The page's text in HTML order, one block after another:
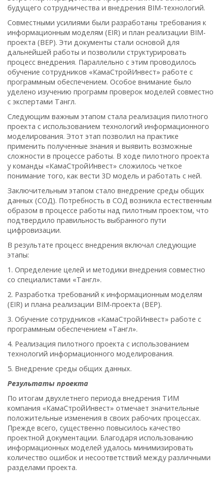
будущего сотрудничества и внедрения BIM-технологий.
Совместными усилиями были разработаны требования к
информационным моделям (EIR) и план реализации BIM-
проекта (BEP). Эти документы стали основой для
дальнейшей работы и позволили структурировать
процесс внедрения. Параллельно с этим проводилось
обучение сотрудников «КамаСтройИнвест» работе с
программным обеспечением. Особое внимание было
уделено изучению программ проверок моделей совместно
с экспертами Тангл.
Следующим важным этапом стала реализация пилотного
проекта с использованием технологий информационного
моделирования. Этот этап позволил на практике
применить полученные знания и выявить возможные
сложности в процессе работы. В ходе пилотного проекта
у команды «КамаСтройИнвест» сложилось четкое
понимание того, как вести 3D модель и работать с ней.
Заключительным этапом стало внедрение среды общих
данных (СОД). Потребность в СОД возникла естественным
образом в процессе работы над пилотным проектом, что
подтвердило правильность выбранного пути
цифровизации.
В результате процесс внедрения включал следующие
этапы:
1. Определение целей и методики внедрения совместно
со специалистами «Тангл».
2. Разработка требований к информационным моделям
(EIR) и плана реализации BIM-проекта (BEP).
3. Обучение сотрудников «КамаСтройИнвест» работе с
программным обеспечением «Тангл».
4. Реализация пилотного проекта с использованием
технологий информационного моделирования.
5. Внедрение среды общих данных.
Результаты проекта
По итогам двухлетнего периода внедрения ТИМ
компания «КамаСтройИнвест» отмечает значительные
положительные изменения в своих рабочих процессах.
Прежде всего, существенно повысилось качество
проектной документации. Благодаря использованию
информационных моделей удалось минимизировать
количество ошибок и несоответствий между различными
разделами проекта.